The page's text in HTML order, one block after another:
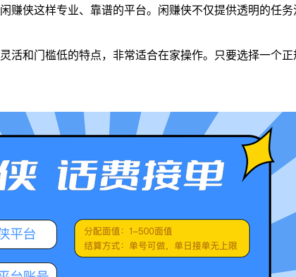
赚侠这样专业、靠谱的平台。闲赚侠不仅提供透明的任
活和门槛低的特点，非常适合在家操作。只要选择一个